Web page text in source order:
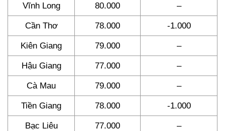
Vĩnh Long 80.000 –
Cần Thơ 78.000 -1.000
Kiên Giang 79.000 –
Hậu Giang 77.000 –
Cà Mau 79.000 –
Tiền Giang 78.000 -1.000
Bạc Liêu 77.000 –